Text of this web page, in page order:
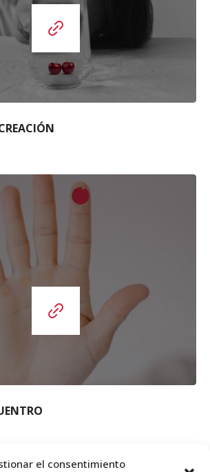
el consentimiento